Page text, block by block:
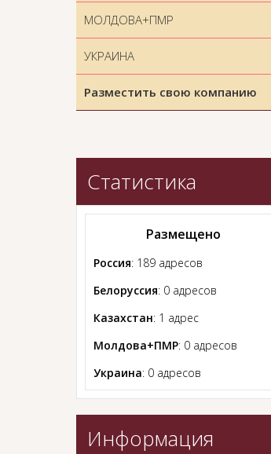
МОЛДОВА+ПМР
УКРАИНА
Разместить свою компанию
Статистика
Размещено
Россия: 189 адресов
Белоруссия: 0 адресов
Казахстан: 1 адрес
Молдова+ПМР: 0 адресов
Украина: 0 адресов
Информация